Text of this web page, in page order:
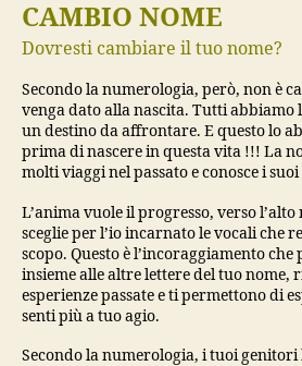
CAMBIO NOME
Dovresti cambiare il tuo nome?
Secondo la numerologia, però, non è
venga dato alla nascita. Tutti abbiamo
un destino da affrontare. E questo lo
prima di nascere in questa vita !!! La
molti viaggi nel passato e conosce i
L’anima vuole il progresso, verso
sceglie per l’io incarnato le vocali che
scopo. Questo è l’incoraggiamento che
insieme alle altre lettere del tuo nome,
esperienze passate e ti permettono di
senti più a tuo agio.
Secondo la numerologia, i tuoi